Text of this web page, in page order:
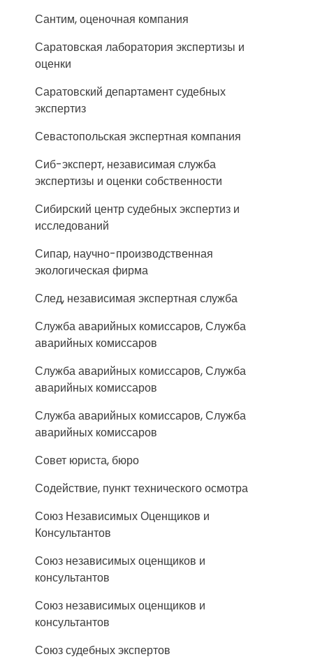
Сантим, оценочная компания
Саратовская лаборатория экспертизы и
оценки
Саратовский департамент судебных
экспертиз
Севастопольская экспертная компания
Сиб-эксперт, независимая служба
экспертизы и оценки собственности
Сибирский центр судебных экспертиз и
исследований
Сипар, научно-производственная
экологическая фирма
След, независимая экспертная служба
Служба аварийных комиссаров, Служба
аварийных комиссаров
Служба аварийных комиссаров, Служба
аварийных комиссаров
Служба аварийных комиссаров, Служба
аварийных комиссаров
Совет юриста, бюро
Содействие, пункт технического осмотра
Союз Независимых Оценщиков и
Консультантов
Союз независимых оценщиков и
консультантов
Союз независимых оценщиков и
консультантов
Союз судебных экспертов